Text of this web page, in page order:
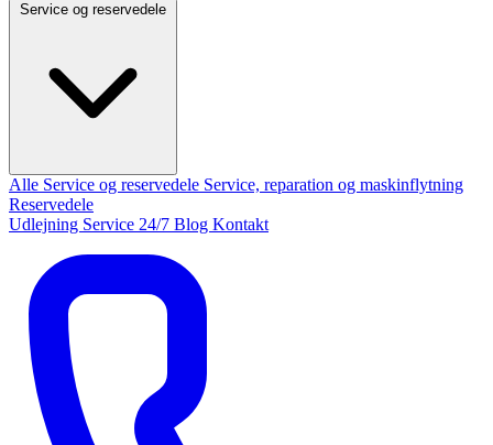
Service og reservedele
Alle Service og reservedele Service, reparation og maskinflytning
Reservedele
Udlejning Service 24/7 Blog Kontakt